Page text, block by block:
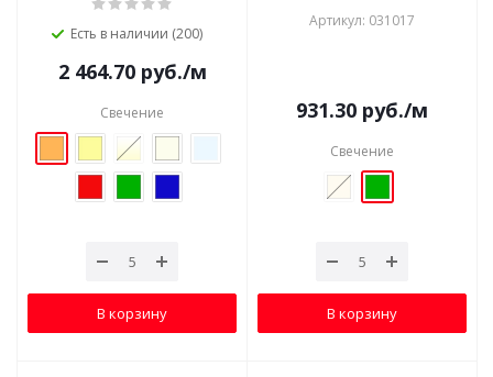
Есть в наличии (200)
2 464.70руб./м
Свечение
В корзину
Артикул: 031017
931.30 руб./м
Свечение
В корзину